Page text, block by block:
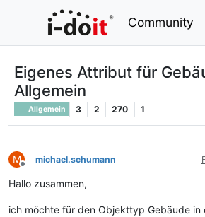
Community
Eigenes Attribut für
Allgemein
Allgemein 3 2 270 1
M
Offline
michael.schumann
Hallo zusammen,
ich möchte für den Objekttyp Gebäude in